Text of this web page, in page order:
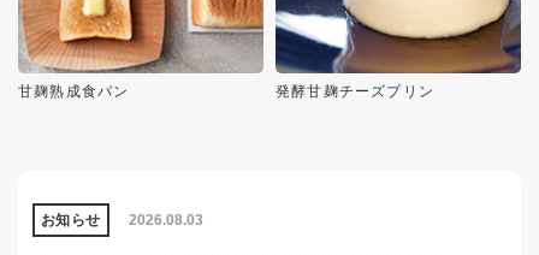
甘麹熟成食パン 発酵甘麹チーズプリン
2026.08.03
お知らせ